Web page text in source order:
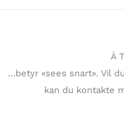
À
…betyr «sees snart». Vil
kan du kontakte